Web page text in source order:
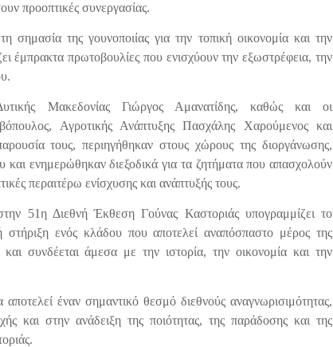
προοπτικές συνεργασίας.
σημασία της γουνοποιίας για την τοπική οικονομία και την
έμπρακτα πρωτοβουλίες που ενισχύουν την εξωστρέφεια, την
Μακεδονίας Γιώργος Αμανατίδης, καθώς και οι
Αγροτικής Ανάπτυξης Πασχάλης Χαρούμενος και
τους, περιηγήθηκαν στους χώρους της διοργάνωσης,
και ενημερώθηκαν διεξοδικά για τα ζητήματα που απασχολούν
περαιτέρω ενίσχυσης και ανάπτυξής τους.
51η Διεθνή Έκθεση Γούνας Καστοριάς υπογραμμίζει το
στήριξη ενός κλάδου που αποτελεί αναπόσπαστο μέρος της
συνδέεται άμεσα με την ιστορία, την οικονομία και την
αποτελεί έναν σημαντικό θεσμό διεθνούς αναγνωρισιμότητας,
και στην ανάδειξη της ποιότητας, της παράδοσης και της